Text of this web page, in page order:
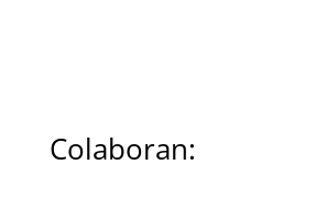
Colaboran: